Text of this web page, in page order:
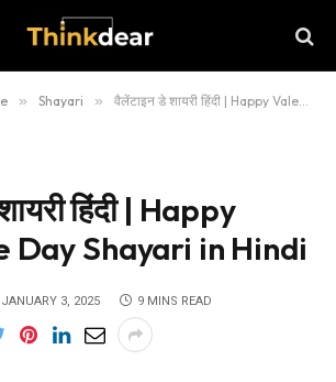
» Shayari » वैलेंटाइन डे शायरी हिंदी | Happy Valentine Day Shayari in Hindi
हिंदी | Happy
Day Shayari in Hindi
JANUARY 3, 2025 9 MINS READ